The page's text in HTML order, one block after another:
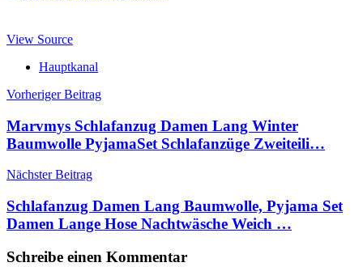
View Source
Hauptkanal
Beitragsnavigation
Vorheriger Beitrag
Marvmys Schlafanzug Damen Lang Winter
Baumwolle PyjamaSet Schlafanzüge Zweiteili…
Nächster Beitrag
Schlafanzug Damen Lang Baumwolle, Pyjama Set
Damen Lange Hose Nachtwäsche Weich …
Schreibe einen Kommentar